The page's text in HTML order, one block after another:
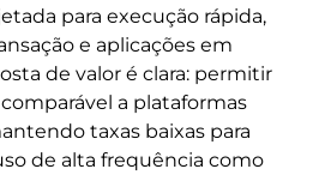
para execução rápida,
e aplicações em
de valor é clara: permitir
a plataformas
taxas baixas para
de alta frequência como